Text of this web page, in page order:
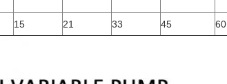
15 21 33 45 60